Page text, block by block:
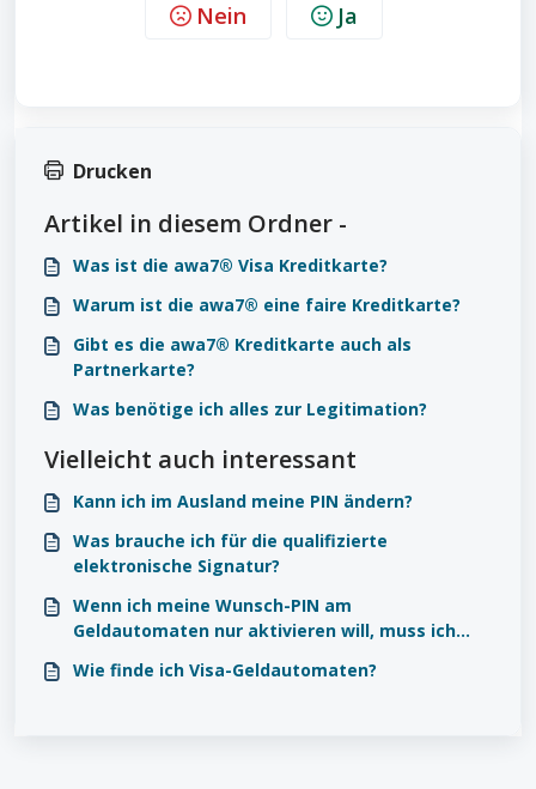
Nein Ja
Drucken
Artikel in diesem Ordner -
Was ist die awa7® Visa Kreditkarte?
Warum ist die awa7® eine faire Kreditkarte?
Gibt es die awa7® Kreditkarte auch als
Partnerkarte?
Was benötige ich alles zur Legitimation?
Vielleicht auch interessant
Kann ich im Ausland meine PIN ändern?
Was brauche ich für die qualifizierte
elektronische Signatur?
Wenn ich meine Wunsch-PIN am
Geldautomaten nur aktivieren will, muss ich
Wie finde ich Visa-Geldautomaten?